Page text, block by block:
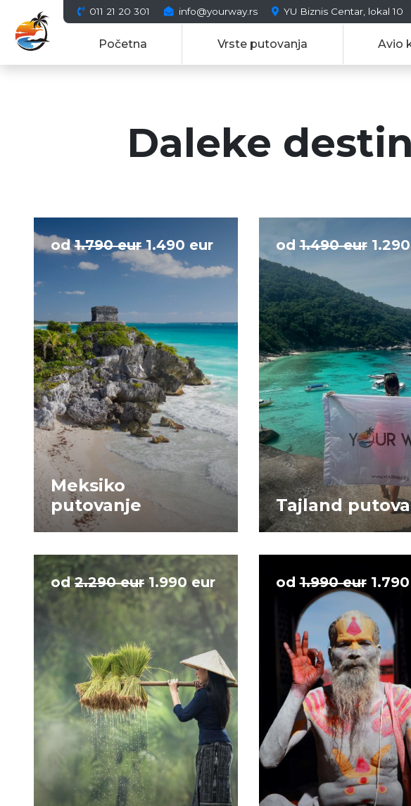
011 21 20 301 info@yourway.rs YU Biznis Centar, lokal 10
Početna Vrste putovanja Avio
Daleke
od1.790 eur1.490 eur
Meksiko
putovanje
od1.490 eur
Tajland
od2.290 eur 1.990 eur od1.990 eur